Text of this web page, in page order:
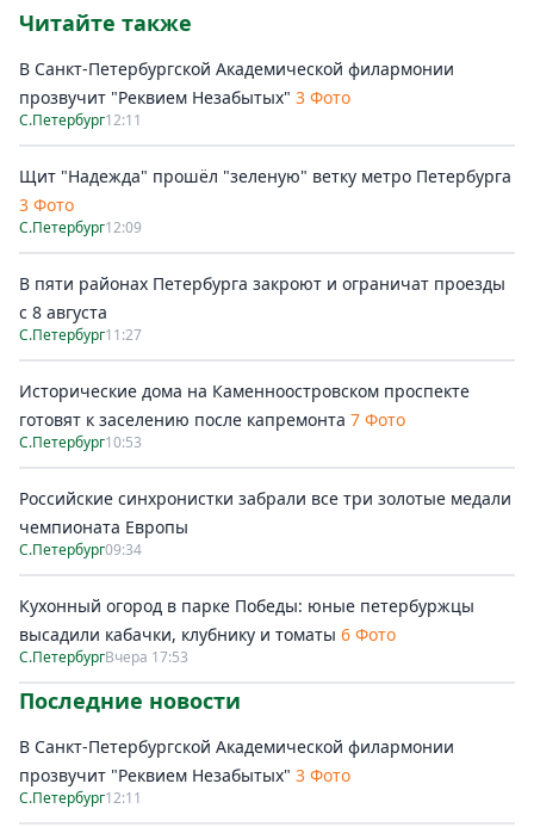
Читайте также
В Санкт-Петербургской Академической филармонии
прозвучит "Реквием Незабытых" 3 Фото
С.Петербург12:11
Щит "Надежда" прошёл "зеленую" ветку метро Петербурга
3 Фото
С.Петербург12:09
В пяти районах Петербурга закроют и ограничат проезды
с 8 августа
С.Петербург11:27
Исторические дома на Каменноостровском проспекте
готовят к заселению после капремонта 7 Фото
С.Петербург10:53
Российские синхронистки забрали все три золотые медали
чемпионата Европы
С.Петербург09:34
Кухонный огород в парке Победы: юные петербуржцы
высадили кабачки, клубнику и томаты 6 Фото
С.ПетербургВчера 17:53
Последние новости
В Санкт-Петербургской Академической филармонии
прозвучит "Реквием Незабытых" 3 Фото
С.Петербург12:11